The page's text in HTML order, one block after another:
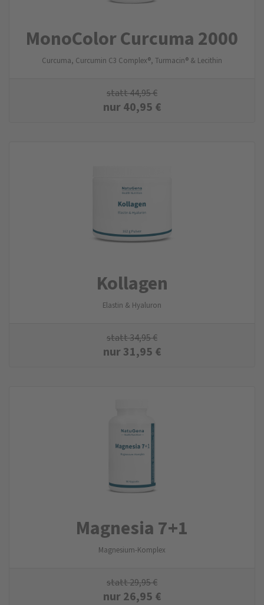
MonoColor Curcuma 2000
Curcuma, Curcumin C3 Complex®, Turmacin® & Lecithin
statt44,95€
nur40,95 €
Kollagen
Elastin & Hyaluron
statt34,95€
nur31,95 €
Magnesia 7+1
Magnesium-Komplex
statt29,95€
nur26,95 €